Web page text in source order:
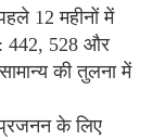
12 महीनों में
442, 528 और
की तुलना में
प्रजनन के लिए